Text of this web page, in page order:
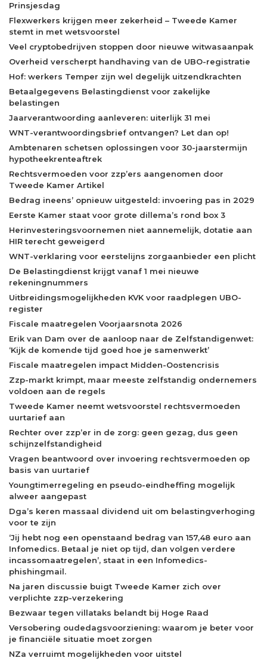
Prinsjesdag
Flexwerkers krijgen meer zekerheid – Tweede Kamer
stemt in met wetsvoorstel
Veel cryptobedrijven stoppen door nieuwe witwasaanpak
Overheid verscherpt handhaving van de UBO-registratie
Hof: werkers Temper zijn wel degelijk uitzendkrachten
Betaalgegevens Belastingdienst voor zakelijke
belastingen
Jaarverantwoording aanleveren: uiterlijk 31 mei
WNT-verantwoordingsbrief ontvangen? Let dan op!
Ambtenaren schetsen oplossingen voor 30-jaarstermijn
hypotheekrenteaftrek
Rechtsvermoeden voor zzp’ers aangenomen door
Tweede Kamer Artikel
Bedrag ineens’ opnieuw uitgesteld: invoering pas in 2029
Eerste Kamer staat voor grote dillema’s rond box 3
Herinvesteringsvoornemen niet aannemelijk, dotatie aan
HIR terecht geweigerd
WNT-verklaring voor eerstelijns zorgaanbieder een plicht
De Belastingdienst krijgt vanaf 1 mei nieuwe
rekeningnummers
Uitbreidingsmogelijkheden KVK voor raadplegen UBO-
register
Fiscale maatregelen Voorjaarsnota 2026
Erik van Dam over de aanloop naar de Zelfstandigenwet:
‘Kijk de komende tijd goed hoe je samenwerkt’
Fiscale maatregelen impact Midden-Oostencrisis
Zzp-markt krimpt, maar meeste zelfstandig ondernemers
voldoen aan de regels
Tweede Kamer neemt wetsvoorstel rechtsvermoeden
uurtarief aan
Rechter over zzp’er in de zorg: geen gezag, dus geen
schijnzelfstandigheid
Vragen beantwoord over invoering rechtsvermoeden op
basis van uurtarief
Youngtimerregeling en pseudo-eindheffing mogelijk
alweer aangepast
Dga’s keren massaal dividend uit om belastingverhoging
voor te zijn
‘Jij hebt nog een openstaand bedrag van 157,48 euro aan
Infomedics. Betaal je niet op tijd, dan volgen verdere
incassomaatregelen’, staat in een Infomedics-
phishingmail.
Na jaren discussie buigt Tweede Kamer zich over
verplichte zzp-verzekering
Bezwaar tegen villataks belandt bij Hoge Raad
Versobering oudedagsvoorziening: waarom je beter voor
je financiële situatie moet zorgen
NZa verruimt mogelijkheden voor uitstel